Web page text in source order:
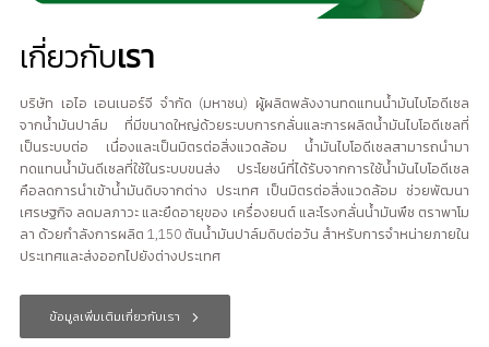
เกี่ยวกับเรา
บริษัท เอไอ เอนเนอร์จี จำกัด (มหาชน) ผู้ผลิตพลังงานทดแทนน้ำมันไบโอดีเซล
จากน้ำมันปาล์ม ที่มีขนาดใหญ่ด้วยระบบการกลั่นและการผลิตน้ำมันไบโอดีเซลที่
เป็นระบบต่อ เนื่องและเป็นมิตรต่อสิ่งแวดล้อม น้ำมันไบโอดีเซลสามารถนำมา
ทดแทนน้ำมันดีเซลที่ใช้ในระบบขนส่ง ประโยชน์ที่ได้รับจากการใช้น้ำมันไบโอดีเซล
คือลดการนำเข้าน้ำมันดิบจากต่าง ประเทศ เป็นมิตรต่อสิ่งแวดล้อม ช่วยพัฒนา
เศรษฐกิจ ลดมลภาวะ และยืดอายุของ เครื่องยนต์ และโรงกลั่นน้ำมันพืช ตราพาโม
ลา ด้วยกำลังการผลิต 1,150 ตันน้ำมันปาล์มดิบต่อวัน สำหรับการจำหน่ายภายใน
ประเทศและส่งออกไปยังต่างประเทศ
ข้อมูลเพิ่มเติมเกี่ยวกับเรา